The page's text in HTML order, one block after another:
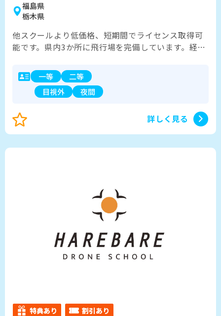
福島県
栃木県
他スクールより低価格、短期間でライセンス取得可
能です。県内3か所に飛行場を完備しています。経験
践的なスキルを修得することが可能です。
一等
二等
目視外
夜間
詳しく見る
特典あり 割引あり